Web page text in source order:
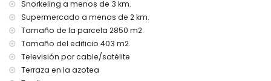
1000 metros de la casa)
cine, discoteca y club nocturno (a menos de 5 kilómetros
de la casa)
Lugares de interés y cultura en Denia, Costa Blanca
monumento (Plaza del Convento) (a menos de 1000
metros del alojamiento)
Snorkeling a menos de 3 km.
Supermercado a menos de 2 km.
Tamaño de la parcela 2850 m2.
Tamaño del edificio 403 m2.
Televisión por cable/satélite
Terraza en la azotea